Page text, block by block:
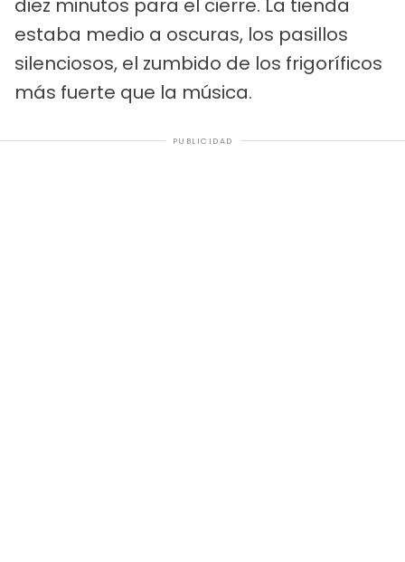
diez minutos para el cierre. La tienda
estaba medio a oscuras, los pasillos
silenciosos, el zumbido de los frigoríficos
más fuerte que la música.
PUBLICIDAD